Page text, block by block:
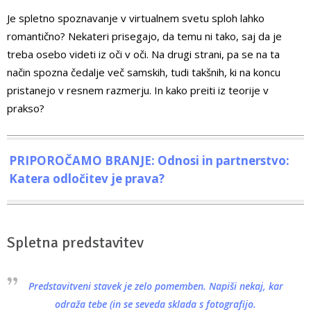
Je spletno spoznavanje v virtualnem svetu sploh lahko
romantično? Nekateri prisegajo, da temu ni tako, saj da je
treba osebo videti iz oči v oči. Na drugi strani, pa se na ta
način spozna čedalje več samskih, tudi takšnih, ki na koncu
pristanejo v resnem razmerju. In kako preiti iz teorije v
prakso?
PRIPOROČAMO BRANJE: Odnosi in partnerstvo:
Katera odločitev je prava?
Spletna predstavitev
Predstavitveni stavek je zelo pomemben. Napiši nekaj, kar
odraža tebe (in se seveda sklada s fotografijo.